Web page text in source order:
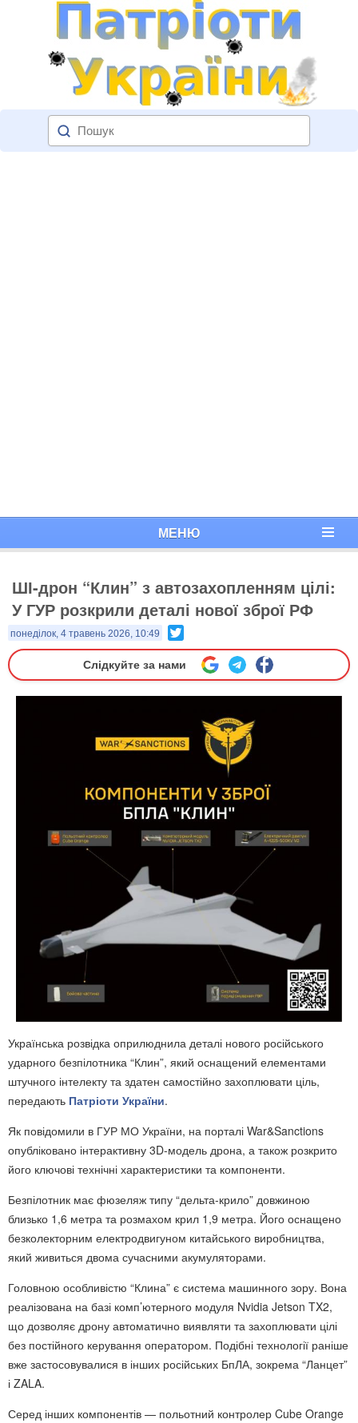
МЕНЮ
ШІ-дрон “Клин” з автозахопленням цілі:
У ГУР розкрили деталі нової зброї РФ
понеділок, 4 травень 2026, 10:49
Слідкуйте за нами
Українська розвідка оприлюднила деталі нового російського
ударного безпілотника “Клин”, який оснащений елементами
штучного інтелекту та здатен самостійно захоплювати ціль,
передають Патріоти України.
Як повідомили в ГУР МО України, на порталі War&Sanctions
опубліковано інтерактивну 3D-модель дрона, а також розкрито
його ключові технічні характеристики та компоненти.
Безпілотник має фюзеляж типу “дельта-крило” довжиною
близько 1,6 метра та розмахом крил 1,9 метра. Його оснащено
безколекторним електродвигуном китайського виробництва,
який живиться двома сучасними акумуляторами.
Головною особливістю “Клина” є система машинного зору. Вона
реалізована на базі комп’ютерного модуля Nvidia Jetson TX2,
що дозволяє дрону автоматично виявляти та захоплювати цілі
без постійного керування оператором. Подібні технології раніше
вже застосовувалися в інших російських БпЛА, зокрема “Ланцет”
і ZALA.
Серед інших компонентів — польотний контролер Cube Orange